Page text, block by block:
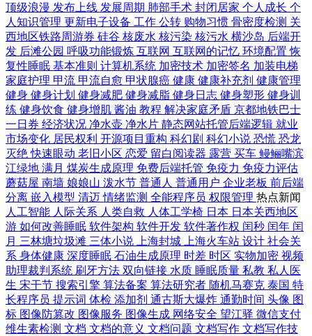
顶级浪漫 发布上线 发展周期 肺部手术 封闭居家 个人成长 个
人知识管理 更新电子设备 工作 公转 购物习惯 骨密度检测 关
西地区铁路周游券 硅谷 核废水 核污染 核污水 横沙岛 后端开
发 后滩公园 呼吸功能锻炼 互联网 互联网的记忆 环境配置恢
复性睡眠 基本准则 计算机系统 加密技术 加密签名 加装电梯
家庭护理 甲流 甲流自愈 甲状腺癌 健康 健康补充剂 健康管理
健身 健身计划 健身减肥 健身减脂 健身日志 健身塑形 健身训
练 健身饮食 健身增肌 酱油 教程 解决家庭矛盾 京都地铁巴士
一日券 经济状况 净水壶 净水片 静态网站托管后端逻辑 就业
市场变化 居民权利 开源项目重构 科幻剧 科幻小说 恐慌 恐龙
灭绝快速眼动 老旧小区 恋爱 留白阅读器 露营 买车 鳗鲡嘴滨
江绿地 满月 煤炭生成原理 免费后端托管 免疫力 免疫力评估
蘑菇屋 南墙 娘娘山 泼水节 普通人 普通用户 企业老板 前后端
分离 嵌入模型 清迈情绪监测 全能程序员 权限管理 热点新闻
人工智能 人际关系 人类自救 人体工学椅 日本 日本关西地区
游 如何改善睡眠 软件架构 软件开发 软件著作权 闰秒 闰年 闰
月 三林塘垃圾滩 三体小说 上海封城 上海火车站 设计 社会关
系 身体健康 深度睡眠 石油生成原理 时差 时区 实物加密 视频
助理裁判系统 刷牙方法 双向链接 水质 睡眠质量 私教 私人医
生 宋干节 搜索引擎 算法备案 算法研究者 随机马赛克 泰国 特
长程序员 提示词 体检 添加剂 通古斯大爆炸 通勤时间 头像 图
标 图像防篡改 图像服务 图像生成 网络安全 望江驿 微信支付
维生素检测 文档 文档的意义 文档问题 文档写作 文档写作技